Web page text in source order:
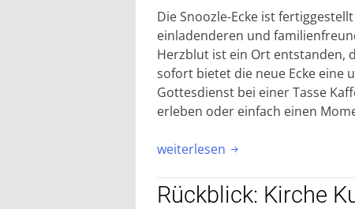
Die Snoozle-Ecke ist
einladenderen und
Herzblut ist ein Ort entstanden,
sofort bietet die neue Ecke eine
Gottesdienst bei einer Tasse
erleben oder einfach einen
„Die
Ecke
ist
weiterlesen 
Rückblick: Kirche